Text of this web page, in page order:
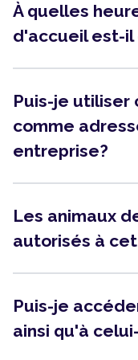
À quelles
d'accueil est-il
Puis-je
comme
entreprise?
Les animaux
autorisés à
Puis-je
ainsi qu'à